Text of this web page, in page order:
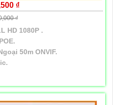
₫
₫
HD 1080P .
50m ONVIF.